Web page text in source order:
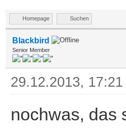
Homepage Suchen
Blackbird
Senior Member
29.12.2013, 17:21
nochwas, das